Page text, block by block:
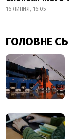
16 ЛИПНЯ, 16:05
ГОЛОВНЕ